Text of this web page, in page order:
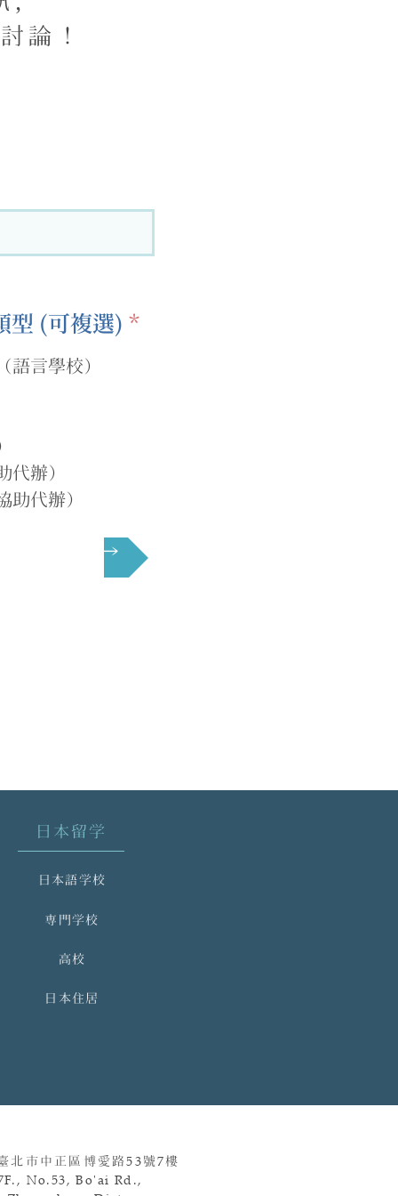
論！
型 (可複選) *必
語言學校）
辦）
助代辦）
下一頁 →
日本留学
日本語学校
専門学校
高校
日本住居
北市中正區博愛路53號7樓
No.53, Bo'ai Rd.,